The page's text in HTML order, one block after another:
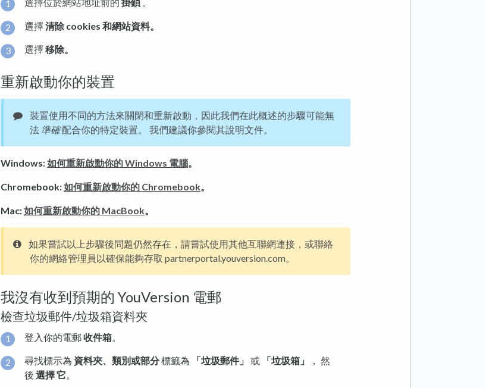
選擇 清除 cookies 和網站資料。
選擇移除。
重新啟動你的裝置
裝置使用不同的方法來關閉和重新啟動，因此我們在此概述的步驟可能無
法 準確配合你的特定裝置。 我們建議你參閱其說明文件。
Windows:如何重新啟動你的 Windows 電腦。
Chromebook:如何重新啟動你的 Chromebook。
Mac:如何重新啟動你的 MacBook。
如果嘗試以上步驟後問題仍然存在，請嘗試使用其他互聯網連接，或聯絡
你的網絡管理員以確保能夠存取 partnerportal.youversion.com。
我沒有收到預期的 YouVersion 電郵
檢查垃圾郵件/垃圾箱資料夾
登入你的電郵收件箱。
尋找標示為 資料夾、類別或部分標籤為 「垃圾郵件」 或 「垃圾箱」
， 然
後 選擇 它。